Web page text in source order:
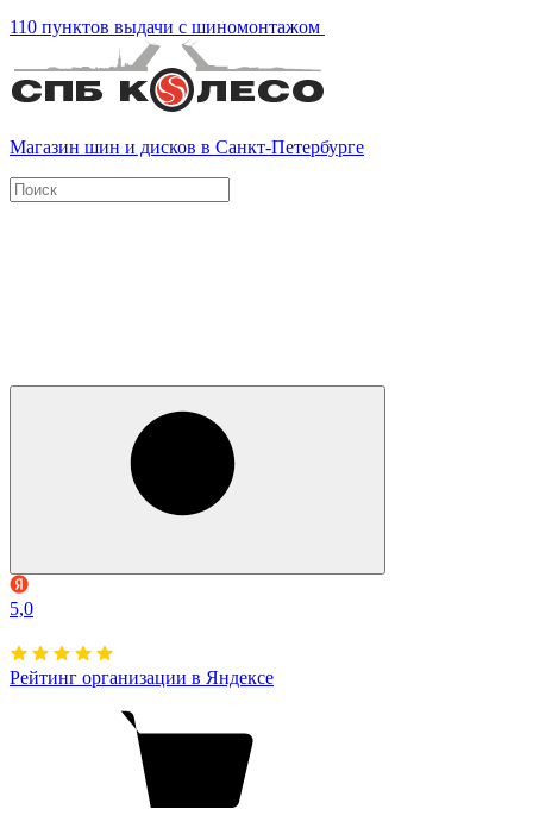
110 пунктов выдачи с шиномонтажом
Магазин шин и дисков в Санкт-Петербурге
5,0
Рейтинг организации в Яндексе